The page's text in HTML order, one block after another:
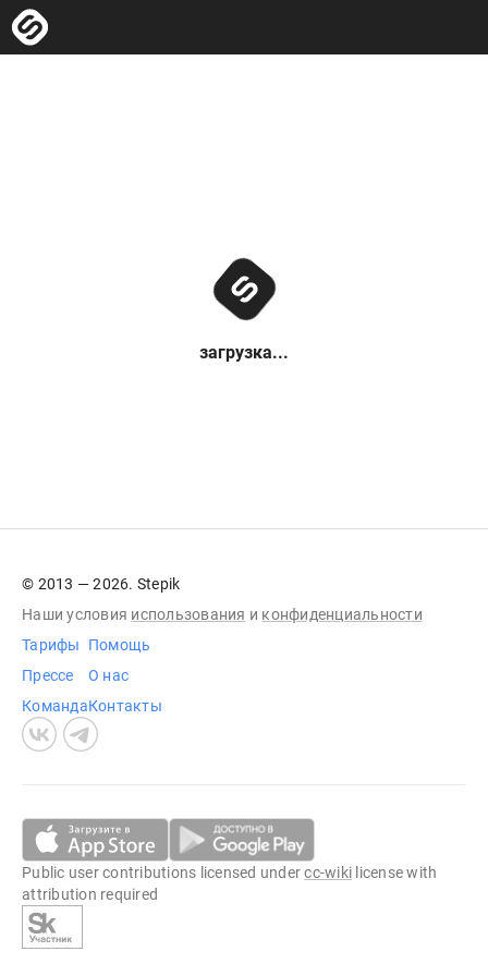
загрузка...
© 2013 — 2026. Stepik
Наши условия использования и конфиденциальности
Тарифы
Прессе
Команда
Помощь
О нас
Контакты
Public user contributions licensed undercc-wiki license with
attribution required